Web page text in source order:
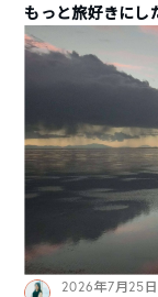
もっと旅好きにし
2026年7月25日